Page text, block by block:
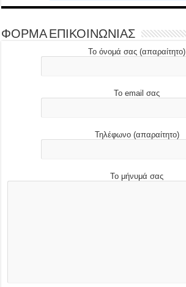
ΦΟΡΜΑ ΕΠΙΚΟΙΝΩΝΙΑΣ
Το όνομά σας (απαραίτητο)
Το email σας
Τηλέφωνο (απαραίτητο)
Το μήνυμά σας